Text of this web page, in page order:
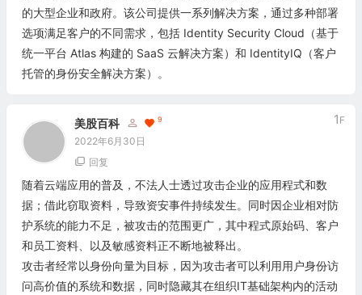
的大型企业和政府。该公司提供一系列解决方案，通过多种部署
选项满足客户的不同需求，包括 Identity Security Cloud（基于
统一平台 Atlas 构建的 SaaS 云解决方案）和 IdentityIQ（客户
托管的身份安全解决方案）。
美股百科 9
2022年6月30日
1 F
回复
随着云端应用的普及，不法人士透过攻击企业的应用程式和数
据；借此窃取资料，导致资安事件持续发生。同时因企业相对防
护系统的能力不足，被攻击的范围更广，其中程式原始码、客户
和员工资料、以及敏感资料正不断地被释出。
攻击者经常以身份向量为目标，因为攻击者可以利用用户身份访
问高价值的系统和数据，同时隐藏其在组织IT基础架构内的活动